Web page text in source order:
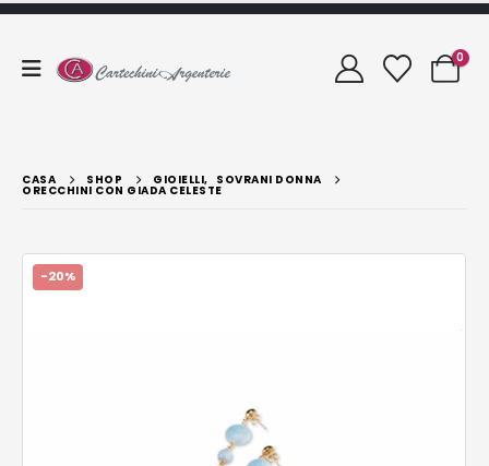
0
CASA SHOP GIOIELLI, SOVRANI DONNA
ORECCHINI CON GIADA CELESTE
-20%